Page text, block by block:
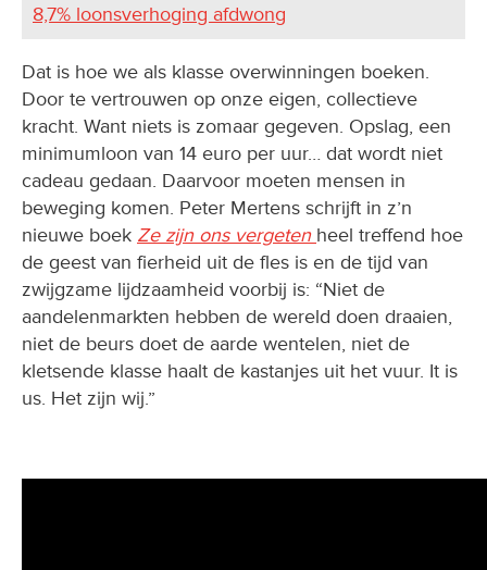
8,7% loonsverhoging afdwong
Dat is hoe we als klasse overwinningen boeken.
Door te vertrouwen op onze eigen, collectieve
kracht. Want niets is zomaar gegeven. Opslag, een
minimumloon van 14 euro per uur… dat wordt niet
cadeau gedaan. Daarvoor moeten mensen in
beweging komen. Peter Mertens schrijft in z’n
nieuwe boek Ze zijn ons vergeten heel treffend hoe
de geest van fierheid uit de fles is en de tijd van
zwijgzame lijdzaamheid voorbij is: “Niet de
aandelenmarkten hebben de wereld doen draaien,
niet de beurs doet de aarde wentelen, niet de
kletsende klasse haalt de kastanjes uit het vuur. It is
us. Het zijn wij.”